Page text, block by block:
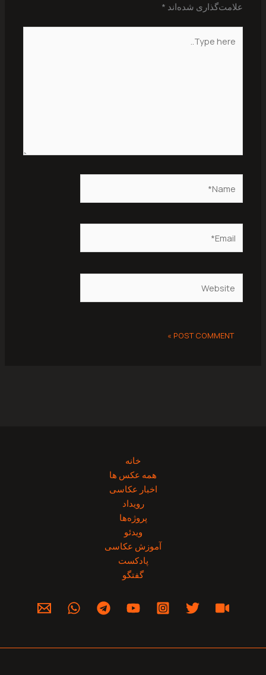
علامت‌گذاری شده‌اند *
here..
خانه
همه عکس ها
اخبار عکاسی
رویداد
پروژه‌‌ها
ویدئو
آموزش عکاسی
پادکست
گفتگو